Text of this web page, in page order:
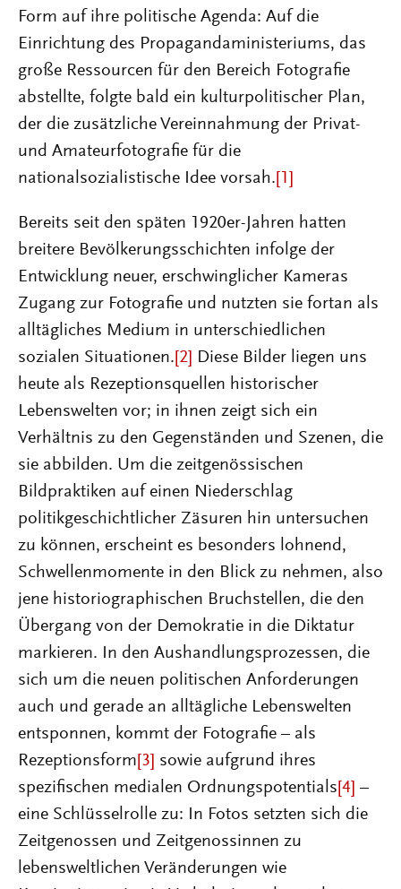
Form auf ihre politische Agenda: Auf die
Einrichtung des Propagandaministeriums, das
große Ressourcen für den Bereich Fotografie
abstellte, folgte bald ein kulturpolitischer Plan,
der die zusätzliche Vereinnahmung der Privat-
und Amateurfotografie für die
nationalsozialistische Idee vorsah. [1]
Bereits seit den späten 1920er-Jahren hatten
breitere Bevölkerungsschichten infolge der
Entwicklung neuer, erschwinglicher Kameras
Zugang zur Fotografie und nutzten sie fortan als
alltägliches Medium in unterschiedlichen
sozialen Situationen. [2] Diese Bilder liegen uns
heute als Rezeptionsquellen historischer
Lebenswelten vor; in ihnen zeigt sich ein
Verhältnis zu den Gegenständen und Szenen, die
sie abbilden. Um die zeitgenössischen
Bildpraktiken auf einen Niederschlag
politikgeschichtlicher Zäsuren hin untersuchen
zu können, erscheint es besonders lohnend,
Schwellenmomente in den Blick zu nehmen, also
jene historiographischen Bruchstellen, die den
Übergang von der Demokratie in die Diktatur
markieren. In den Aushandlungsprozessen, die
sich um die neuen politischen Anforderungen
auch und gerade an alltägliche Lebenswelten
entsponnen, kommt der Fotografie – als
Rezeptionsform [3] sowie aufgrund ihres
spezifischen medialen Ordnungspotentials [4] –
eine Schlüsselrolle zu: In Fotos setzten sich die
Zeitgenossen und Zeitgenossinnen zu
lebensweltlichen Veränderungen wie